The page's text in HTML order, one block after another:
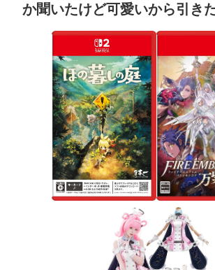
か聞いたけど可愛いから引き